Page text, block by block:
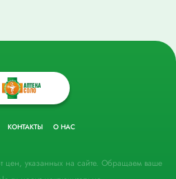
КОНТАКТЫ О НАС
цен, указанных на сайте. Обращаем ваше